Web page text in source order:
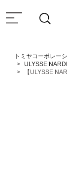
トミヤコーポレー
ULYSSE
【ULYSSE